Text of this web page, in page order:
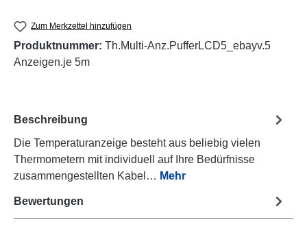
Zum Merkzettel hinzufügen
Produktnummer: Th.Multi-Anz.PufferLCD5_ebayv.5
Anzeigen.je 5m
Beschreibung
Die Temperaturanzeige besteht aus beliebig vielen
Thermometern mit individuell auf Ihre Bedürfnisse
zusammengestellten Kabel… Mehr
Bewertungen